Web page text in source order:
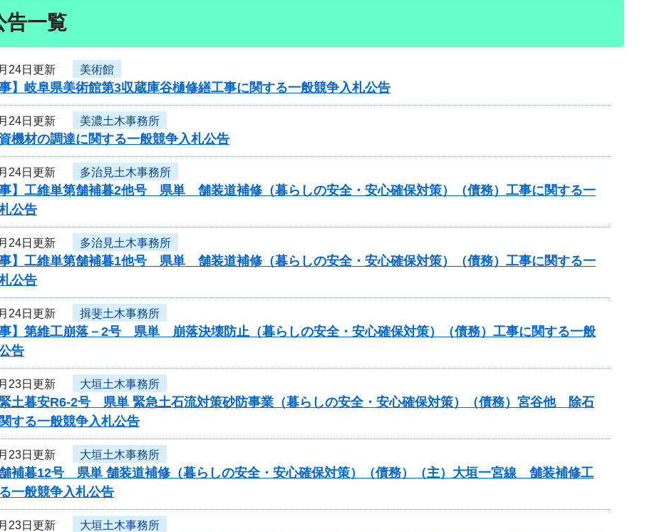
告一覧
24日更新 美術館
事】岐阜県美術館第3収蔵庫谷樋修繕工事に関する一般競争入札公告
24日更新 美濃土木事務所
機材の調達に関する一般競争入札公告
24日更新 多治見土木事務所
事】工維単第舗補暮2他号 県単 舗装道補修（暮らしの安全・安心確保対策）（債務）工事に関する一
公告
24日更新 多治見土木事務所
事】工維単第舗補暮1他号 県単 舗装道補修（暮らしの安全・安心確保対策）（債務）工事に関する一
公告
24日更新 揖斐土木事務所
事】第維工崩落－2号 県単 崩落決壊防止（暮らしの安全・安心確保対策）（債務）工事に関する一般
告
23日更新 大垣土木事務所
土暮安R6-2号 県単 緊急土石流対策砂防事業（暮らしの安全・安心確保対策）（債務）宮谷他 除石
する一般競争入札公告
23日更新 大垣土木事務所
補暮12号 県単 舗装道補修（暮らしの安全・安心確保対策）（債務）（主）大垣一宮線 舗装補修工
一般競争入札公告
23日更新 大垣土木事務所